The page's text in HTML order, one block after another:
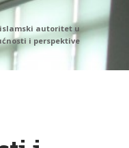
autoritet u
i perspektive